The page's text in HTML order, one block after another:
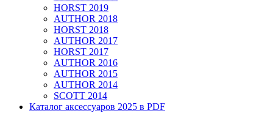
HORST 2019
AUTHOR 2018
HORST 2018
AUTHOR 2017
HORST 2017
AUTHOR 2016
AUTHOR 2015
AUTHOR 2014
SCOTT 2014
Каталог аксессуаров 2025 в PDF